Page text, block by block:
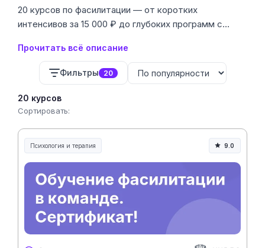
20 курсов по фасилитации — от коротких
интенсивов за 15 000 ₽ до глубоких программ с
300 000 ₽. В подборке собраны предложения 10, где
учат профессионально вести стратегические
сессии, ретроспективы и сложные командные
разговоры.
Прочитать всё описание
Фильтры 20
20 курсов
Сортировать:
Психология и терапия 9.0